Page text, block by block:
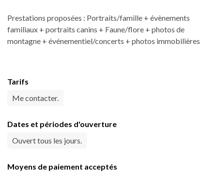
Prestations proposées : Portraits/famille + évènements
familiaux + portraits canins + Faune/flore + photos de
montagne + événementiel/concerts + photos immobilières
Tarifs
Me contacter.
Dates et périodes d'ouverture
Ouvert tous les jours.
Moyens de paiement acceptés